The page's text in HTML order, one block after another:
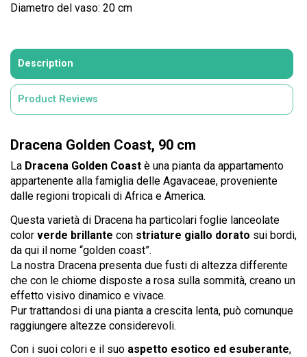
Diametro del vaso: 20 cm
Description
Product Reviews
Dracena Golden Coast, 90 cm
La Dracena Golden Coast è una pianta da appartamento
appartenente alla famiglia delle Agavaceae, proveniente
dalle regioni tropicali di Africa e America.
Questa varietà di Dracena ha particolari foglie lanceolate
color verde brillante con striature giallo dorato sui bordi,
da qui il nome “golden coast”.
La nostra Dracena presenta due fusti di altezza differente
che con le chiome disposte a rosa sulla sommità, creano un
effetto visivo dinamico e vivace.
Pur trattandosi di una pianta a crescita lenta, può comunque
raggiungere altezze considerevoli.
Con i suoi colori e il suo aspetto esotico ed esuberante,